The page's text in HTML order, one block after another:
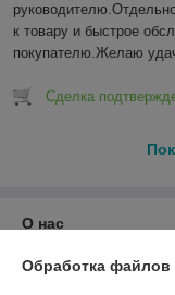
к товару и быстрое
покупателю.Желаю
Сделка
О нас
Контакты
Обработка файлов